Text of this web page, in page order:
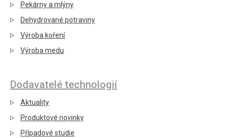
Pekárny a mlýny
Dehydrované potraviny
Výroba koření
Výroba medu
Dodavatelé technologií
Aktuality
Produktové novinky
Případové studie